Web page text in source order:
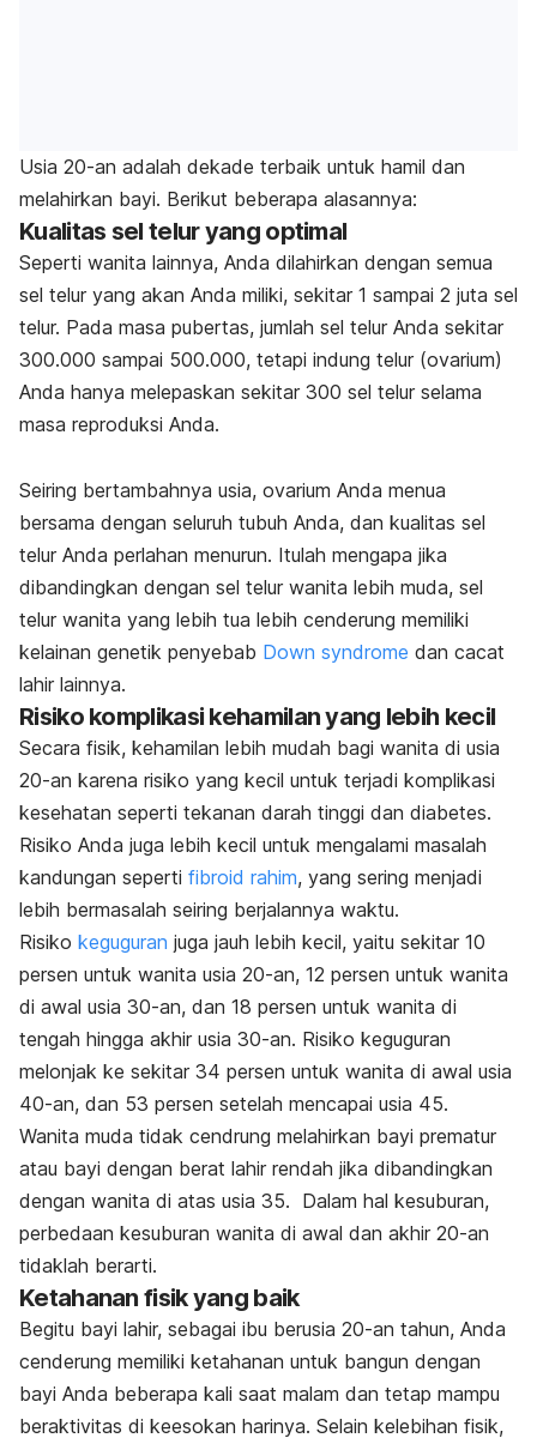
Usia 20-an adalah dekade terbaik untuk hamil dan
melahirkan bayi. Berikut beberapa alasannya:
Kualitas sel telur yang optimal
Seperti wanita lainnya, Anda dilahirkan dengan semua
sel telur yang akan Anda miliki, sekitar 1 sampai 2 juta sel
telur. Pada masa pubertas, jumlah sel telur Anda sekitar
300.000 sampai 500.000, tetapi indung telur (ovarium)
Anda hanya melepaskan sekitar 300 sel telur selama
masa reproduksi Anda.
Seiring bertambahnya usia, ovarium Anda menua
bersama dengan seluruh tubuh Anda, dan kualitas sel
telur Anda perlahan menurun. Itulah mengapa jika
dibandingkan dengan sel telur wanita lebih muda, sel
telur wanita yang lebih tua lebih cenderung memiliki
kelainan genetik penyebab Down syndrome dan cacat
lahir lainnya.
Risiko komplikasi kehamilan yang lebih kecil
Secara fisik, kehamilan lebih mudah bagi wanita di usia
20-an karena risiko yang kecil untuk terjadi komplikasi
kesehatan seperti tekanan darah tinggi dan diabetes.
Risiko Anda juga lebih kecil untuk mengalami masalah
kandungan seperti fibroid rahim, yang sering menjadi
lebih bermasalah seiring berjalannya waktu.
Risiko keguguran juga jauh lebih kecil, yaitu sekitar 10
persen untuk wanita usia 20-an, 12 persen untuk wanita
di awal usia 30-an, dan 18 persen untuk wanita di
tengah hingga akhir usia 30-an. Risiko keguguran
melonjak ke sekitar 34 persen untuk wanita di awal usia
40-an, dan 53 persen setelah mencapai usia 45.
Wanita muda tidak cendrung melahirkan bayi prematur
atau bayi dengan berat lahir rendah jika dibandingkan
dengan wanita di atas usia 35. Dalam hal kesuburan,
perbedaan kesuburan wanita di awal dan akhir 20-an
tidaklah berarti.
Ketahanan fisik yang baik
Begitu bayi lahir, sebagai ibu berusia 20-an tahun, Anda
cenderung memiliki ketahanan untuk bangun dengan
bayi Anda beberapa kali saat malam dan tetap mampu
beraktivitas di keesokan harinya. Selain kelebihan fisik,